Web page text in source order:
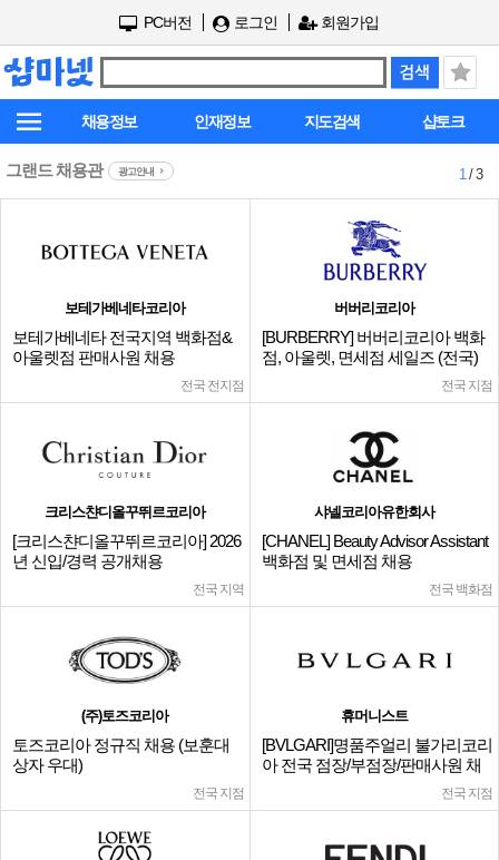
PC버전 로그인 회원가입
채용정보 인재정보 지도검색 샵토크
그랜드 채용관 광고안내 1/ 3
보테가베네타코리아
보테가베네타 전국지역 백화점&
아울렛점 판매사원 채용
전국 전지점
버버리코리아
[BURBERRY] 버버리코리아 백화
점, 아울렛, 면세점 세일즈 (전국)
전국 지점
크리스챤디올꾸뛰르코리아
[크리스챤디올꾸뛰르코리아] 2026
년 신입/경력 공개채용
전국 지역
샤넬코리아유한회사
[CHANEL] Beauty Advisor Assistant
백화점 및 면세점 채용
전국 백화점
(주)토즈코리아
토즈코리아 정규직 채용 (보훈대
상자 우대)
전국 지점
휴머니스트
[BVLGARI]명품주얼리 불가리코리
아 전국 점장/부점장/판매사원 채
전국 지점